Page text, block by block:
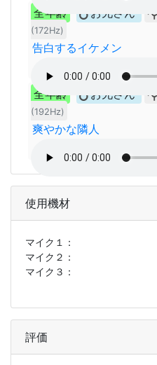
全年齢 お兄さん
(172Hz)
告白するイケメン
全年齢 お兄さん
(192Hz)
爽やかな隣人
使用機材
マイク１：
マイク２：
マイク３：
評価